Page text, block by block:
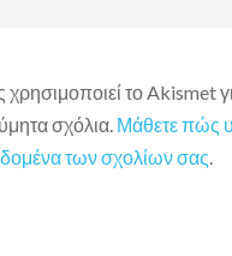
χρησιμοποιεί το Akismet
σχόλια. Μάθετε πώς
των σχολίων σας